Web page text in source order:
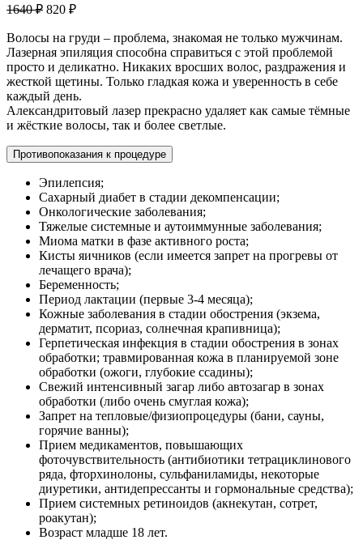
1640 ₽ 820 ₽
Волосы на груди – проблема, знакомая не только мужчинам.
Лазерная эпиляция способна справиться с этой проблемой
просто и деликатно. Никаких вросших волос, раздражения и
жесткой щетины. Только гладкая кожа и уверенность в себе
каждый день.
Александритовый лазер прекрасно удаляет как самые тёмные
и жёсткие волосы, так и более светлые.
Противопоказания к процедуре
Эпилепсия;
Сахарный диабет в стадии декомпенсации;
Онкологические заболевания;
Тяжелые системные и аутоиммунные заболевания;
Миома матки в фазе активного роста;
Кисты яичников (если имеется запрет на прогревы от
лечащего врача);
Беременность;
Период лактации (первые 3-4 месяца);
Кожные заболевания в стадии обострения (экзема,
дерматит, псориаз, солнечная крапивница);
Герпетическая инфекция в стадии обострения в зонах
обработки; травмированная кожа в планируемой зоне
обработки (ожоги, глубокие ссадины);
Свежий интенсивный загар либо автозагар в зонах
обработки (либо очень смуглая кожа);
Запрет на тепловые/физиопроцедуры (бани, сауны,
горячие ванны);
Прием медикаментов, повышающих
фоточувствительность (антибиотики тетрациклинового
ряда, фторхинолоны, сульфаниламиды, некоторые
диуретики, антидепрессанты и гормональные средства);
Прием системных ретиноидов (акнекутан, сотрет,
роакутан);
Возраст младше 18 лет.